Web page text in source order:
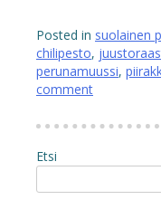
Posted in suolainen
chilipesto,
perunamuussi,
comment
Etsi